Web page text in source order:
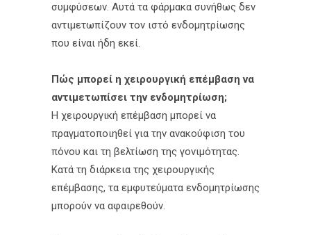
συμφύσεων. Αυτά τα φάρμακα συνήθως δεν
αντιμετωπίζουν τον ιστό ενδομητρίωσης
που είναι ήδη εκεί.
Πώς μπορεί η χειρουργική επέμβαση να
αντιμετωπίσει την ενδομητρίωση;
Η χειρουργική επέμβαση μπορεί να
πραγματοποιηθεί για την ανακούφιση του
πόνου και τη βελτίωση της γονιμότητας.
Κατά τη διάρκεια της χειρουργικής
επέμβασης, τα εμφυτεύματα ενδομητρίωσης
μπορούν να αφαιρεθούν.